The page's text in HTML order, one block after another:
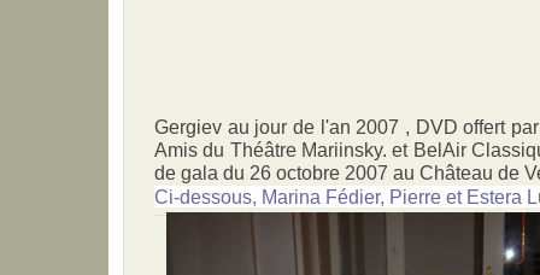
Gergiev au jour de l'an 2007 , DVD offert
Amis du Théâtre Mariinsky. et BelAir
de gala du 26 octobre 2007 au Château de
Ci-dessous, Marina Fédier, Pierre et Estera